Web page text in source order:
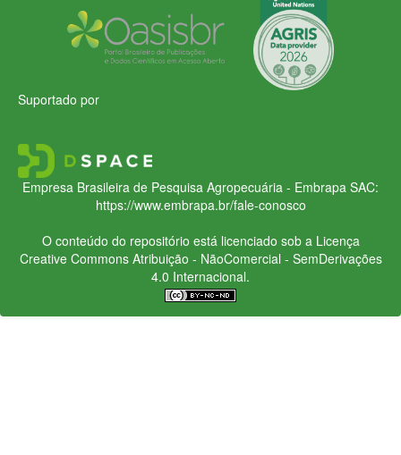
Suportado por
Empresa Brasileira de Pesquisa Agropecuária - Embrapa SAC:
https://www.embrapa.br/fale-conosco
O conteúdo do repositório está licenciado sob a Licença
Creative CommonsAtribuição - NãoComercial - SemDerivações
4.0 Internacional.